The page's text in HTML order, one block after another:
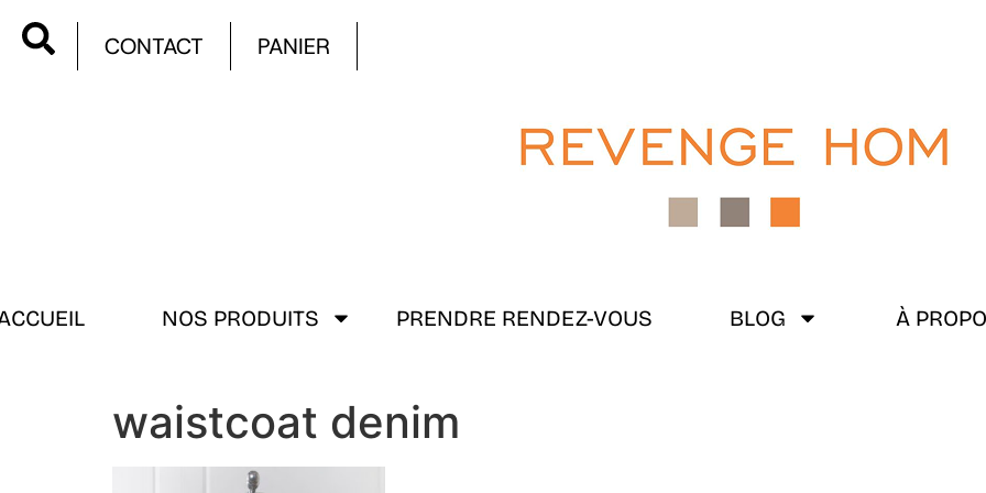
CONTACT PANIER
NOS PRODUITS PRENDRE RENDEZ-VOUS BLOG À
waistcoat denim